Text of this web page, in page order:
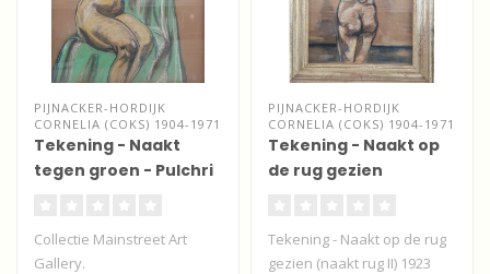
PIJNACKER-HORDIJK
CORNELIA (COKS) 1904-1971
Tekening - Naakt
tegen groen - Pulchri
Collectie Mainstreet Art
Gallery.
PIJNACKER-HORDIJK
CORNELIA (COKS) 1904-1971
Tekening - Naakt op
de rug gezien
Tekening - Naakt op de rug
gezien (naakt rug II) 1923